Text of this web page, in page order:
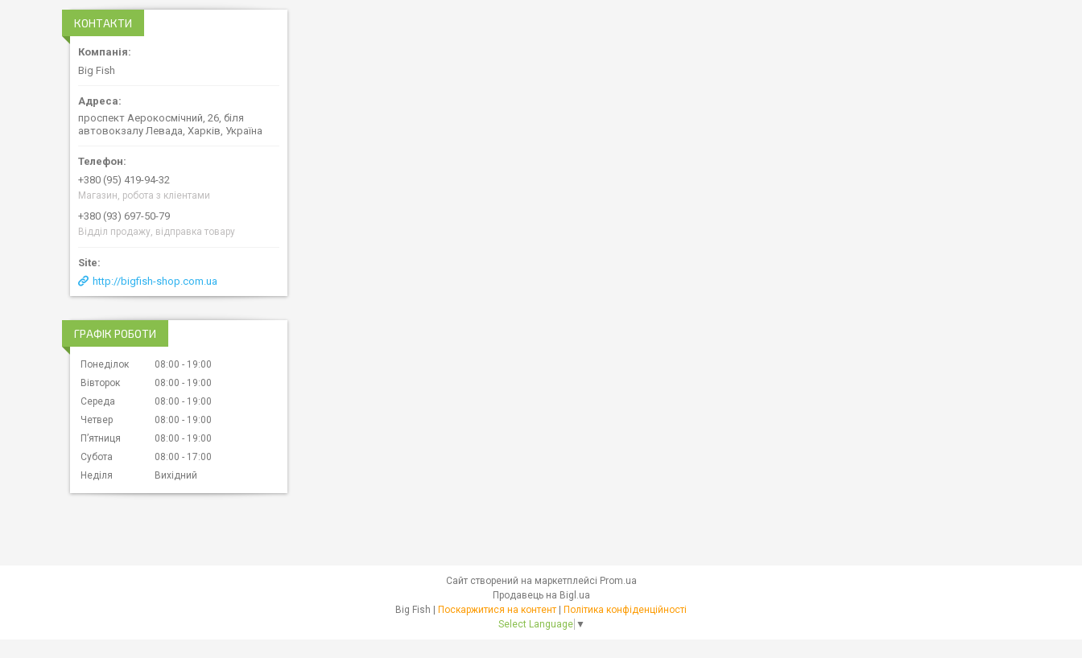
КОНТАКТИ
Big Fish
проспект Аерокосмічний, 26, біля
автовокзалу Левада, Харків, Україна
+380 (95) 419-94-32
Магазин, робота з кліентами
+380 (93) 697-50-79
Відділ продажу, відправка товару
http://bigfish-shop.com.ua
ГРАФІК РОБОТИ
Понеділок 08:00
19:00
Вівторок
08:00
19:00
Середа
08:00
19:00
Четвер
08:00
19:00
Пʼятниця
08:00
19:00
Субота
08:00
17:00
Неділя
Вихідний
Сайт створений на маркетплейсі Prom.ua
Продавець на Bigl.ua
Big Fish | Поскаржитися на контент | Політика конфіденційності
Select Language ▼